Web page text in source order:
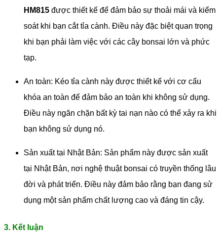
HM815 được thiết kế để đảm bảo sự thoải mái và kiểm
soát khi bạn cắt tỉa cành. Điều này đặc biệt quan trọng
khi bạn phải làm việc với các cây bonsai lớn và phức
tạp.
An toàn: Kéo tỉa cành này được thiết kế với cơ cấu
khóa an toàn để đảm bảo an toàn khi không sử dụng.
Điều này ngăn chặn bất kỳ tai nạn nào có thể xảy ra khi
bạn không sử dụng nó.
Sản xuất tại Nhật Bản: Sản phẩm này được sản xuất
tại Nhật Bản, nơi nghệ thuật bonsai có truyền thống lâu
đời và phát triển. Điều này đảm bảo rằng bạn đang sử
dụng một sản phẩm chất lượng cao và đáng tin cậy.
3. Kết luận